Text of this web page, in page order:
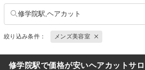
修学院駅,ヘアカット
絞り込み条件： メンズ美容室
修学院駅で価格が安いヘアカットサ